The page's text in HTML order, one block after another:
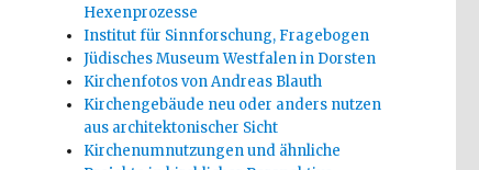
Hexenprozesse
Institut für Sinnforschung, Fragebogen
Jüdisches Museum Westfalen in Dorsten
Kirchenfotos von Andreas Blauth
Kirchengebäude neu oder anders nutzen
aus architektonischer Sicht
Kirchenumnutzungen und ähnliche